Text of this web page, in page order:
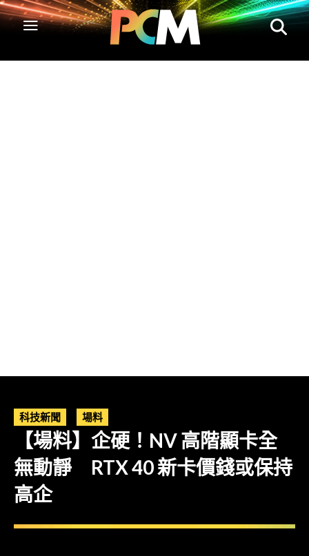
科技新聞 場料
【場料】企硬！NV 高階顯卡全
無動靜 RTX 40 新卡價錢或保持
高企